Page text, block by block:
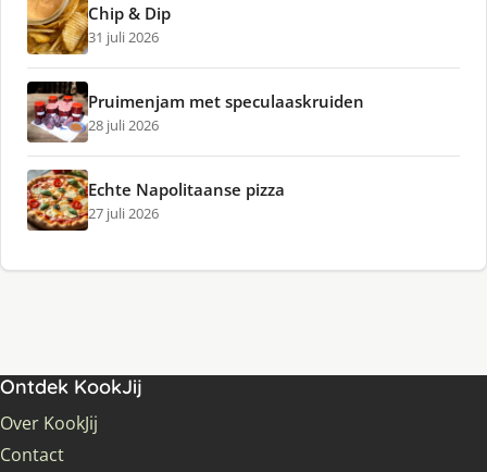
Chip & Dip
31 juli 2026
Pruimenjam met speculaaskruiden
28 juli 2026
Echte Napolitaanse pizza
27 juli 2026
Ontdek KookJij
Over KookJij
Contact